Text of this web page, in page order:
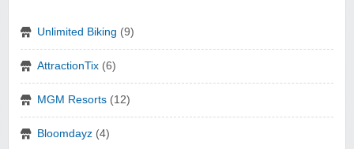
Unlimited Biking (9)
AttractionTix (6)
MGM Resorts (12)
Bloomdayz (4)